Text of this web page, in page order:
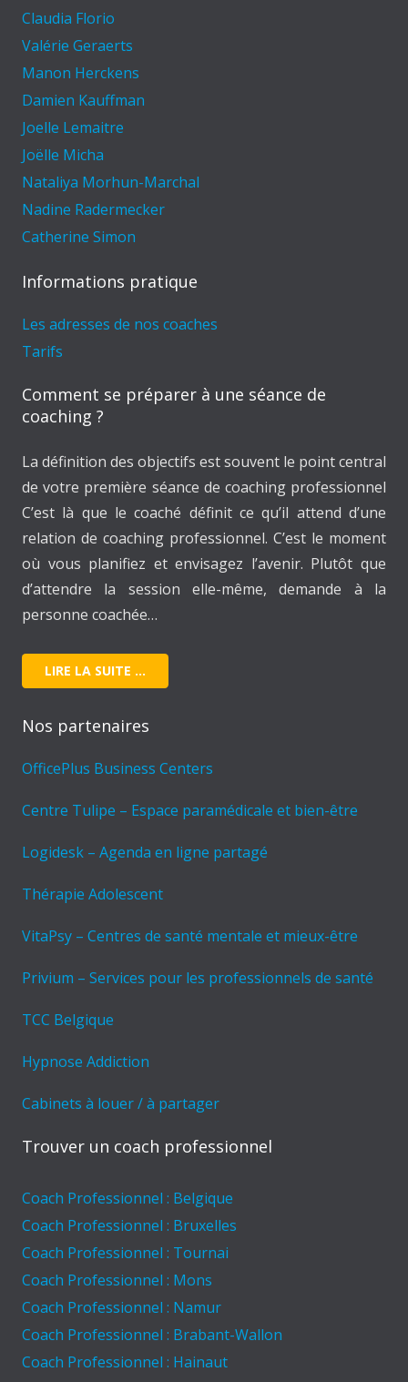
Claudia Florio
Valérie Geraerts
Manon Herckens
Damien Kauffman
Joelle Lemaitre
Joëlle Micha
Nataliya Morhun-Marchal
Nadine Radermecker
Catherine Simon
Informations pratique
Les adresses de nos coaches
Tarifs
Comment se préparer à une séance de
coaching ?
La définition des objectifs est souvent le point central
de votre première séance de coaching professionnel
C’est là que le coaché définit ce qu’il attend d’une
relation de coaching professionnel. C’est le moment
où vous planifiez et envisagez l’avenir. Plutôt que
d’attendre la session elle-même, demande à la
personne coachée…
LIRE LA SUITE …
Nos partenaires
OfficePlus Business Centers
Centre Tulipe – Espace paramédicale et bien-être
Logidesk – Agenda en ligne partagé
Thérapie Adolescent
VitaPsy – Centres de santé mentale et mieux-être
Privium – Services pour les professionnels de santé
TCC Belgique
Hypnose Addiction
Cabinets à louer / à partager
Trouver un coach professionnel
Coach Professionnel : Belgique
Coach Professionnel : Bruxelles
Coach Professionnel : Tournai
Coach Professionnel : Mons
Coach Professionnel : Namur
Coach Professionnel : Brabant-Wallon
Coach Professionnel : Hainaut